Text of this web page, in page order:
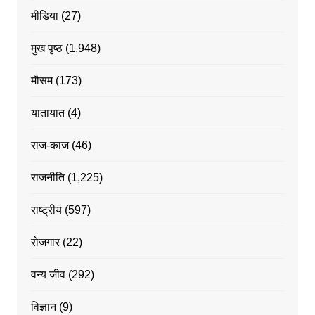
मीडिया(27)
मुख पृष्ठ(1,948)
मौसम(173)
यातायात(4)
राज-काज(46)
राजनीति(1,225)
राष्ट्रीय(597)
रोजगार(22)
वन्य जीव(292)
विज्ञान(9)